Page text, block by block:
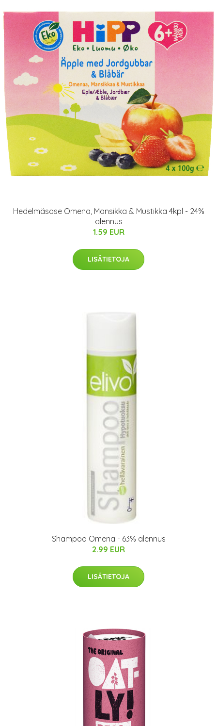
Hedelmäsose Omena, Mansikka & Mustikka 4kpl - 24%
alennus
1.59 EUR
LISÄTIETOJA
Shampoo Omena - 63% alennus
2.99 EUR
LISÄTIETOJA